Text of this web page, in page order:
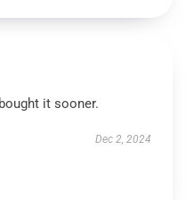
it sooner.
Dec 2, 2024